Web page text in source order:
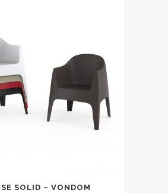
SOLID – VONDOM